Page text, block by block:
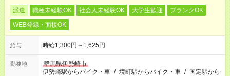
派遣 職種未経験OK 社会人未経験OK 大学生歓迎
ブランクOK
WEB登録・面接OK
給与 時給1,300円～1,625円
勤務地
群馬県伊勢崎市
伊勢崎駅からバイク・車 / 境町駅からバイク・車 / 国定駅から